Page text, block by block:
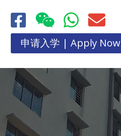
申请入学 | Apply Now